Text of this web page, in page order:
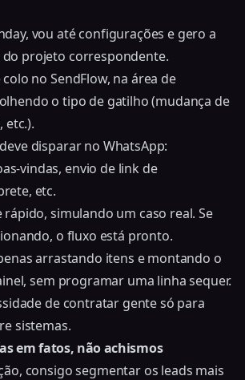
vou até configurações e gero a
do projeto correspondente.
colo no SendFlow, na área de
o tipo de gatilho (mudança de
etc.).
disparar no WhatsApp:
vindas, envio de link de
etc.
rápido, simulando um caso real. Se
o fluxo está pronto.
arrastando itens e montando o
sem programar uma linha sequer.
de contratar gente só para
sistemas.
em fatos, não achismos
consigo segmentar os leads mais